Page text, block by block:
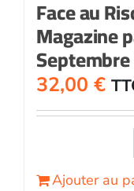
Face au
Magazine
32,00 €
Ajouter au